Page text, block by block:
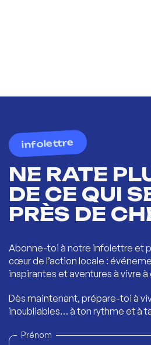
infolettre
NE RATE
DE CE QUI
PRÈS DE
Abonne-toi à notre infolettre et
cœur de l’action locale :
inspirantes et aventures à vivre
Dès maintenant, prépare-toi à
inoubliables… à ton rythme et à
Prénom